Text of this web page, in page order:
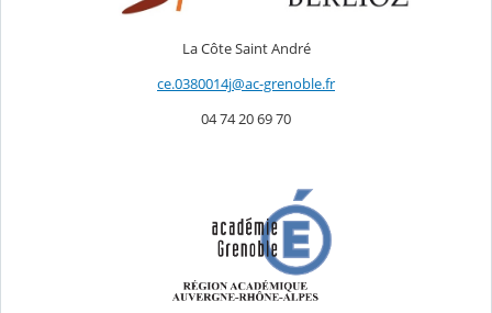
La Côte Saint André
ce.0380014j@ac-grenoble.fr
04 74 20 69 70